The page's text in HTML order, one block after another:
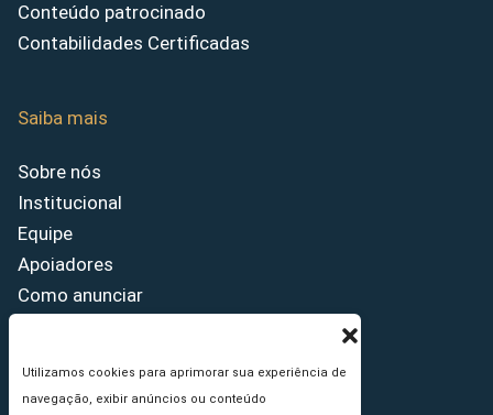
Utilizamos cookies para aprimorar sua experiência de
navegação, exibir anúncios ou conteúdo
Conteúdo patrocinado
Contabilidades Certificadas
Saiba mais
Sobre nós
Institucional
Equipe
Apoiadores
Como anunciar